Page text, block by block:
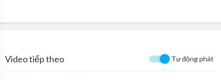
Video tiếp theo Tự động phát